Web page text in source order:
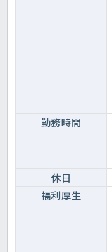
勤務時間
休日
福利厚生